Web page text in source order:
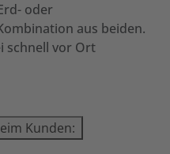
oder
aus beiden.
schnell vor Ort
Kunden: